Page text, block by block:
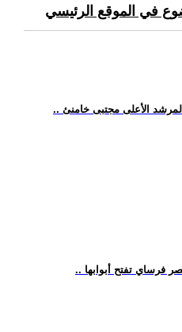
في الموقع الرئيسي
الأعلى مجتبى خامنئ
فرساي تفتح أبوابها